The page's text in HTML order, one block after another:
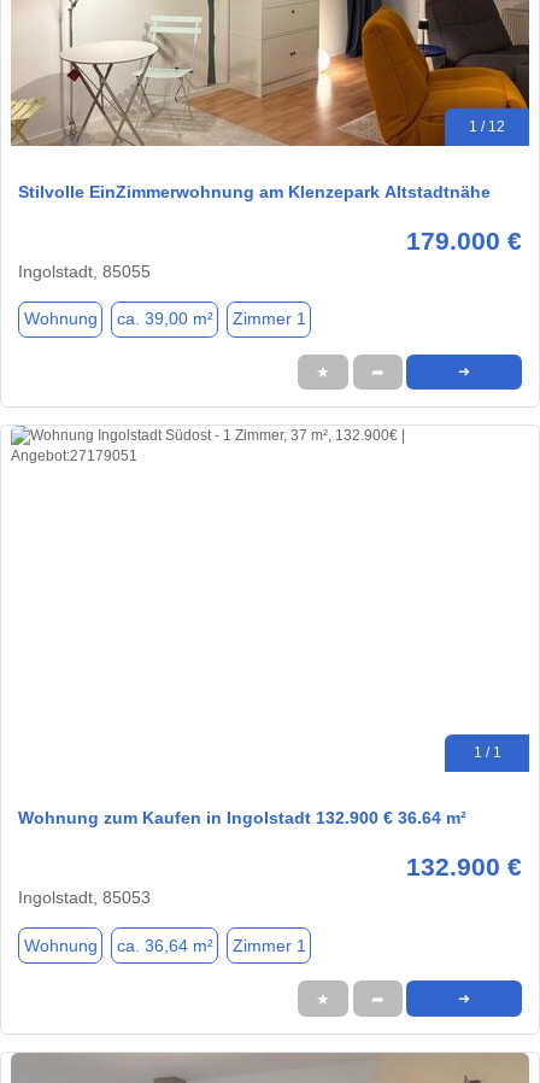
1 / 12
Stilvolle EinZimmerwohnung am Klenzepark Altstadtnähe
179.000 €
Ingolstadt, 85055
Wohnung ca. 39,00 m² Zimmer 1
★ ➦ ➜
1 / 1
Wohnung zum Kaufen in Ingolstadt 132.900 € 36.64 m²
132.900 €
Ingolstadt, 85053
Wohnung ca. 36,64 m² Zimmer 1
★ ➦ ➜